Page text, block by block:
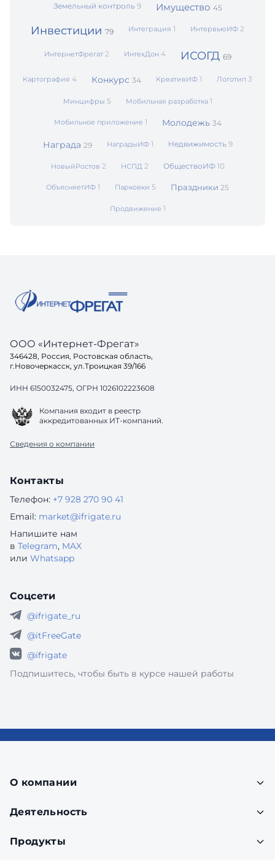
Земельный контроль 9 Имущество 45
Инвестиции 79 Интеграция 1 ИнтервьюИФ 2
ИнтернетФрегат 2 ИнтехДон 4 ИСОГД 69
Картография 4 Конкурс 34 КреативИФ 1 Логотип 3
Минцифры 5 Мобильная разработка 1
Мобильное приложение 1 Молодежь 34
Награда 29 НаградыИФ 1 Недвижимость 9
НовыйРостов 2 НСПД 2 ОбществоИФ 10
ОбъясняетИФ 1 Парковки 5 Праздники 25
Продвижение 1
ООО «Интернет-Фрегат»
346428, Россия, Ростовская область,
г.Новочеркасск, ул.Троицкая 39/166
ИНН 6150032475, ОГРН 1026102223608
Компания входит в реестр
аккредитованных ИТ-компаний.
Сведения о компании
Контакты
Телефон: +7 928 270 90 41
Email: market@ifrigate.ru
Напишите нам
в Telegram, MAX
или Whatsapp
Соцсети
@ifrigate_ru
@itFreeGate
@ifrigate
Подпишитесь, чтобы быть в курсе нашей работы
О компании
Деятельность
Продукты